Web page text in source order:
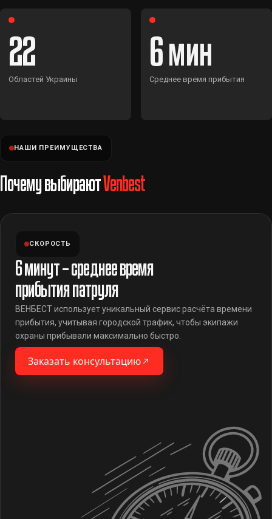
22
Областей Украины
6
Среднее время прибытия
НАШИ ПРЕИМУЩЕСТВА
Почему выбираютVenbest
СКОРОСТЬ
6 минут – среднее время
прибытия патруля
ВЕНБЕСТ использует уникальный сервис расчёта времени
прибытия, учитывая городской трафик, чтобы экипажи
охраны прибывали максимально быстро.
Заказать консультацию